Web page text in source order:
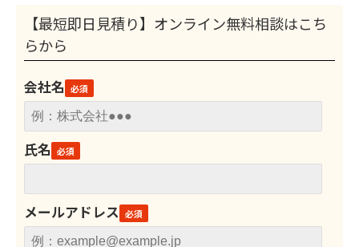
【最短即日見積り】オンライン無料相談はこち
らから
会社名
氏名
メールアドレス